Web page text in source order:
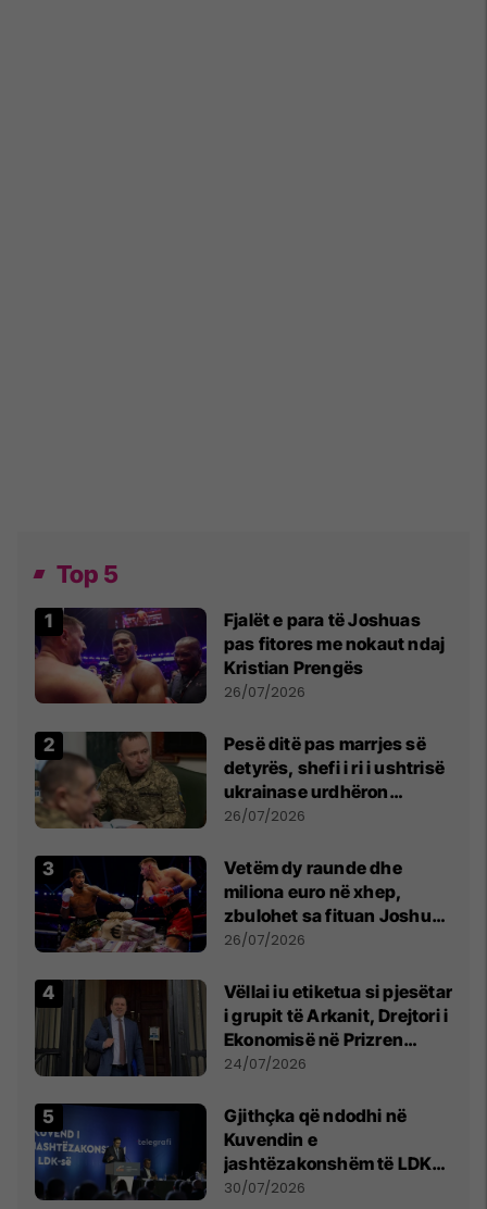
Top 5
Fjalët e para të Joshuas
pas fitores me nokaut ndaj
Kristian Prengës
26/07/2026
Pesë ditë pas marrjes së
detyrës, shefi i ri i ushtrisë
ukrainase urdhëron
kontroll të madh
26/07/2026
Vetëm dy raunde dhe
miliona euro në xhep,
zbulohet sa fituan Joshua
e Prenga
26/07/2026
Vëllai iu etiketua si pjesëtar
i grupit të Arkanit, Drejtori i
Ekonomisë në Prizren
mohon pretendimet
24/07/2026
Gjithçka që ndodhi në
Kuvendin e
jashtëzakonshëm të LDK-
së
30/07/2026